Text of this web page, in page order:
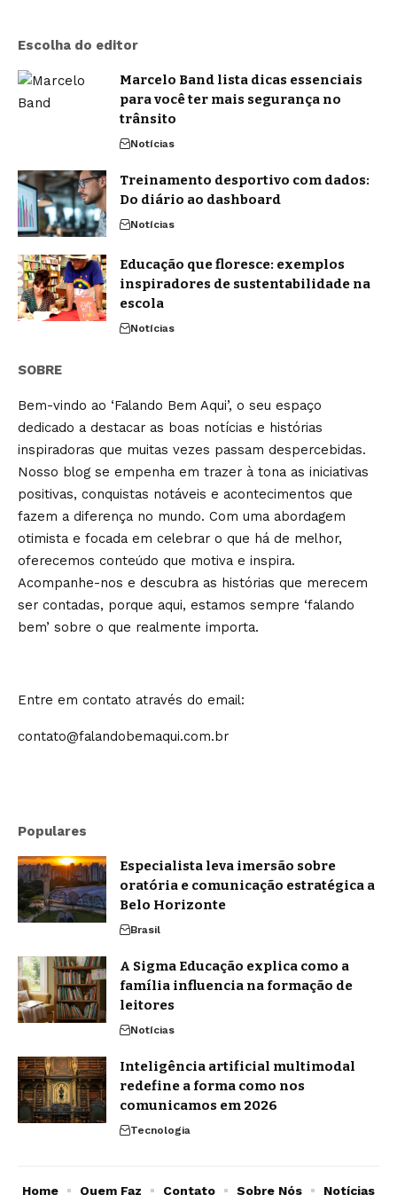
Escolha do editor
Marcelo Band lista dicas essenciais
para você ter mais segurança no
trânsito
Notícias
Treinamento desportivo com dados:
Do diário ao dashboard
Notícias
Educação que floresce: exemplos
inspiradores de sustentabilidade na
escola
Notícias
SOBRE
Bem-vindo ao ‘Falando Bem Aqui’, o seu espaço
dedicado a destacar as boas notícias e histórias
inspiradoras que muitas vezes passam despercebidas.
Nosso blog se empenha em trazer à tona as iniciativas
positivas, conquistas notáveis e acontecimentos que
fazem a diferença no mundo. Com uma abordagem
otimista e focada em celebrar o que há de melhor,
oferecemos conteúdo que motiva e inspira.
Acompanhe-nos e descubra as histórias que merecem
ser contadas, porque aqui, estamos sempre ‘falando
bem’ sobre o que realmente importa.
Entre em contato através do email:
contato@falandobemaqui.com.br
Populares
Especialista leva imersão sobre
oratória e comunicação estratégica a
Belo Horizonte
Brasil
A Sigma Educação explica como a
família influencia na formação de
leitores
Notícias
Inteligência artificial multimodal
redefine a forma como nos
comunicamos em 2026
Tecnologia
Home Quem Faz Contato Sobre Nós Notícias